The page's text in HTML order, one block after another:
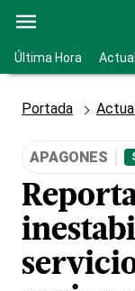
Última Hora
Portada
APAGONES